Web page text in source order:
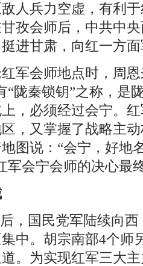
人兵力空虚，有利
孜会师后，中共中
进甘肃，向红一方
会师地点时，周恩
“陇秦锁钥”之称，是
，必须经过会宁。
，又掌握了战略主
图说：“会宁，好地
会宁会师的决心最
国民党军陆续向西
中。胡宗南部4个师
。为实现红军三大